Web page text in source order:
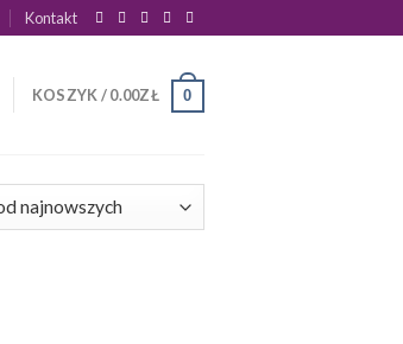
Kontakt
KOSZYK /0.00ZŁ 0